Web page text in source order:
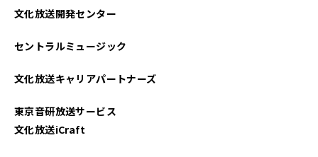
文化放送開発センター
セントラルミュージック
文化放送キャリアパートナーズ
東京音研放送サービス
文化放送iCraft